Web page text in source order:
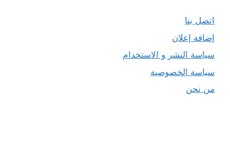
اتصل بنا
إضافة إعلان
سياسة النشر و الاستخدام
سياسة الخصوصية
من نحن